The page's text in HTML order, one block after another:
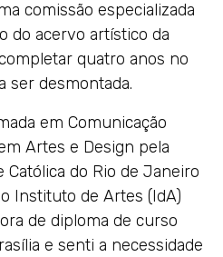
comissão especializada
do acervo artístico da
quatro anos no
ser desmontada.
em Comunicação
Artes e Design pela
do Rio de Janeiro
Instituto de Artes (IdA)
de diploma de curso
e senti a necessidade